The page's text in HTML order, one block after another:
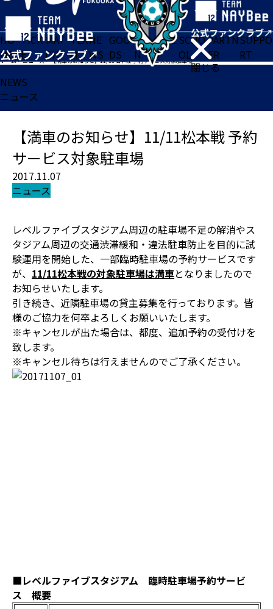
閉じる
HO
ME
TICK
ET
MAT
CH
TEA
M
NE
WS
GOO
DS
FA
N
ACADE
MY
SCHO
OL
PARTN
ER
SUPPO
RT
ホーム>ニュース>【満車のお知らせ】11/11松本戦 予約サービス対象駐車場
NEWS
ニュース
【満車のお知らせ】11/11松本戦 予約
サービス対象駐車場
2017.11.07
ニュース
レベルファイブスタジアム周辺の駐車場不足の解消やス
タジアム周辺の交通渋滞緩和・違法駐車防止を目的に試
験運用を開始した、一部臨時駐車場の予約サービスです
が、 11/11松本戦の対象駐車場は満車となりましたので
お知らせいたします。
引き続き、近隣駐車場の貸主募集を行っております。皆
様のご協力を何卒よろしくお願いいたします。
※キャンセルが出た場合は、都度、追加予約の受付けを
致します。
※キャンセル待ちは行えませんのでご了承ください。
■レベルファイブスタジアム 臨時駐車場予約サービ
ス 概要